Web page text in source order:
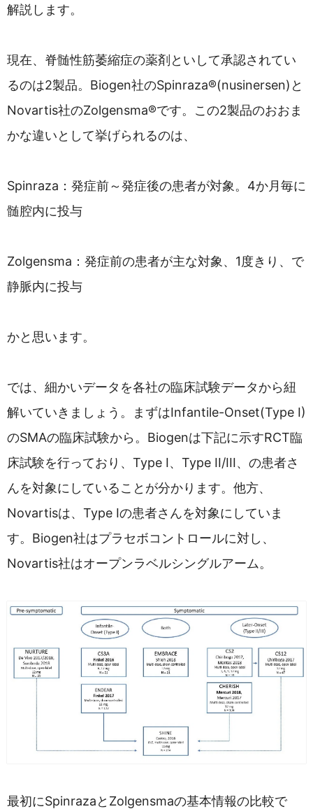
解説します。
現在、脊髄性筋萎縮症の薬剤といして承認されてい
るのは2製品。Biogen社のSpinraza®(nusinersen)と
Novartis社のZolgensma®です。この2製品のおおま
かな違いとして挙げられるのは、
Spinraza：発症前～発症後の患者が対象。4か月毎に
髄腔内に投与
Zolgensma：発症前の患者が主な対象、1度きり、で
静脈内に投与
かと思います。
では、細かいデータを各社の臨床試験データから紐
解いていきましょう。まずはInfantile-Onset(Type I)
のSMAの臨床試験から。Biogenは下記に示すRCT臨
床試験を行っており、Type I、Type II/III、の患者さ
んを対象にしていることが分かります。他方、
Novartisは、Type Iの患者さんを対象にしていま
す。Biogen社はプラセボコントロールに対し、
Novartis社はオープンラベルシングルアーム。
最初にSpinrazaとZolgensmaの基本情報の比較で